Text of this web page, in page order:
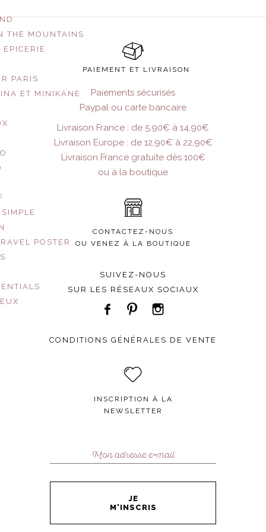
THE MOUNTAINS
PARIS
ET MINIKANE
POSTER
PAIEMENT ET LIVRAISON
Paiements sécurisés
Paypal ou carte bancaire
Livraison France : de 5,90€ à 14,90€
Livraison Europe : de 12,90€ à 22,90€
Livraison France gratuite dès 100€
ou à la boutique
CONTACTEZ-NOUS
OU VENEZ À LA BOUTIQUE
SUIVEZ-NOUS
SUR LES RÉSEAUX SOCIAUX
CONDITIONS GÉNÉRALES DE VENTE
INSCRIPTION À LA
NEWSLETTER
JE
M'INSCRIS